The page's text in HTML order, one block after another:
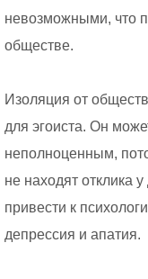
невозможными, что
обществе.
Изоляция от
для эгоиста. Он
неполноценным,
не находят отклика
привести к
депрессия и апатия.